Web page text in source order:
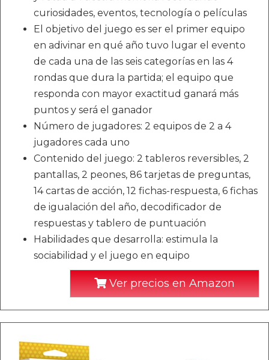
curiosidades, eventos, tecnología o películas
El objetivo del juego es ser el primer equipo
en adivinar en qué año tuvo lugar el evento
de cada una de las seis categorías en las 4
rondas que dura la partida; el equipo que
responda con mayor exactitud ganará más
puntos y será el ganador
Número de jugadores: 2 equipos de 2 a 4
jugadores cada uno
Contenido del juego: 2 tableros reversibles, 2
pantallas, 2 peones, 86 tarjetas de preguntas,
14 cartas de acción, 12 fichas-respuesta, 6 fichas
de igualación del año, decodificador de
respuestas y tablero de puntuación
Habilidades que desarrolla: estimula la
sociabilidad y el juego en equipo
Ver precios en Amazon